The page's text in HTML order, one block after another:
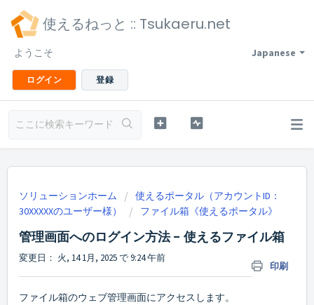
使えるねっと :: Tsukaeru.net
Japanese
ようこそ
ログイン 登録
ソリューションホーム
使えるポータル（アカウントID：
30XXXXXのユーザー様）
ファイル箱《使えるポータル》
管理画面へのログイン方法 - 使えるファイル箱
印刷
変更日： 火, 14 1月, 2025 で 9:24 午前
ファイル箱のウェブ管理画面にアクセスします。